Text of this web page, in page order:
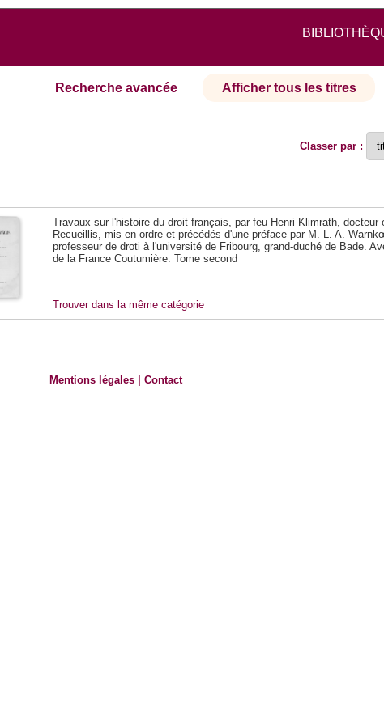
Recherche avancée Afficher tous les titres
Classer par :
Travaux sur l'histoire du droit français, par feu Henri Klimrath, docteur
Recueillis, mis en ordre et précédés d'une préface par M. L. A.
professeur de droti à l'université de Fribourg, grand-duché de Bade.
de la France Coutumière. Tome second
Trouver dans la même catégorie
Mentions légales |Contact